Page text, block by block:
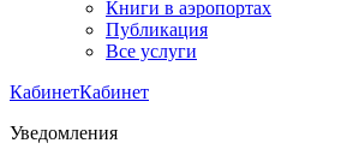
Книги в аэропортах
Публикация
Все услуги
КабинетКабинет
Уведомления